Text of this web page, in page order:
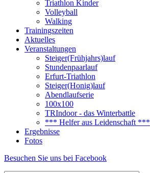
Triathlon Kinder
Volleyball
Walking
Trainingszeiten
Aktuelles
Veranstaltungen
Steiger(Frühjahrs)lauf
Stundenpaarlauf
Erfurt-Triathlon
Steiger(Honig)lauf
Abendlaufserie
100x100
TRIndoor - das Winterbattle
*** Helfer aus Leidenschaft ***
Ergebnisse
Fotos
Besuchen Sie uns bei Facebook